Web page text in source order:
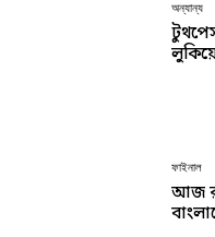
অন্যান্য
ফাইনাল
আজ